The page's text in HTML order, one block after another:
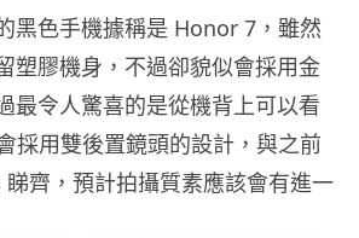
黑色手機據稱是 Honor 7，雖然
塑膠機身，不過卻貌似會採用金
最令人驚喜的是從機背上可以看
採用雙後置鏡頭的設計，與之前
齊，預計拍攝質素應該會有進一